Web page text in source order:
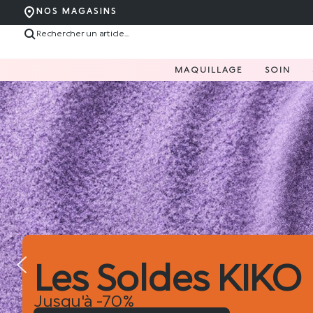
NOS MAGASINS
MAQUILLAGE SOIN